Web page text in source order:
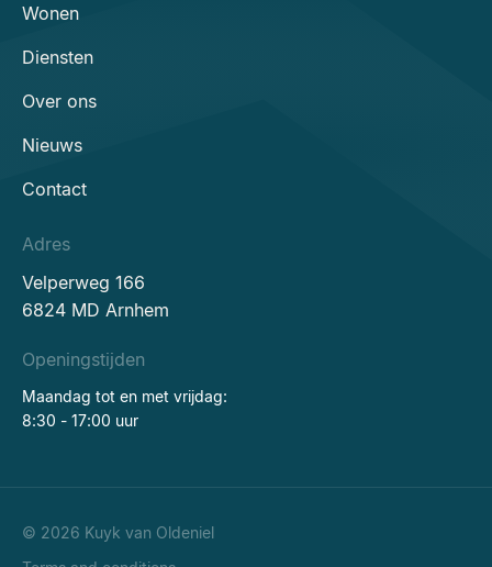
Wonen
Diensten
Over ons
Nieuws
Contact
Adres
Velperweg 166
6824 MD Arnhem
Openingstijden
Maandag tot en met vrijdag:
8:30 - 17:00 uur
© 2026 Kuyk van Oldeniel